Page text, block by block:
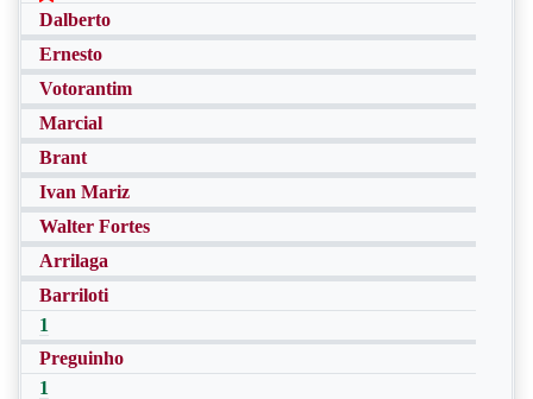
Dalberto
Ernesto
Votorantim
Marcial
Brant
Ivan Mariz
Walter Fortes
Arrilaga
Barriloti
1
Preguinho
1